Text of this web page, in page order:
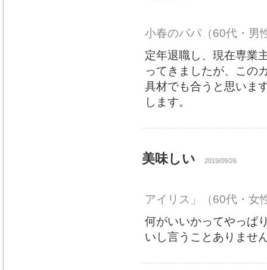
小春のパパ （60代・男
定年退職し、現在専業
ってきましたが、この
具材でも合うと思いま
します。
美味しい 2019/09/26
アイリス」
（60代・女
何がいいかってやっぱ
いし言うことありませ